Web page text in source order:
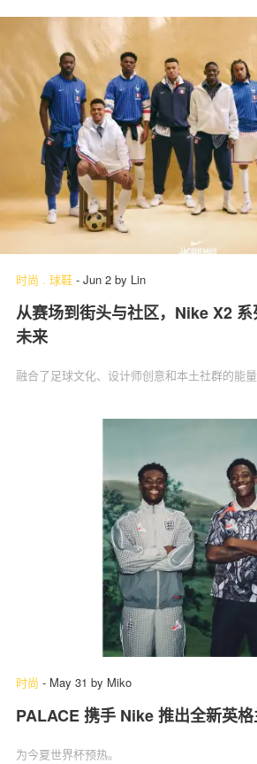
时尚 . 球鞋 - Jun 2 by Lin
从赛场到街头与社区，Nike X2
未来
融合了足球文化、设计师创意和本土社群的能量
时尚 - May 31 by Miko
PALACE 携手 Nike 推出全新英
为今夏世界杯预热。